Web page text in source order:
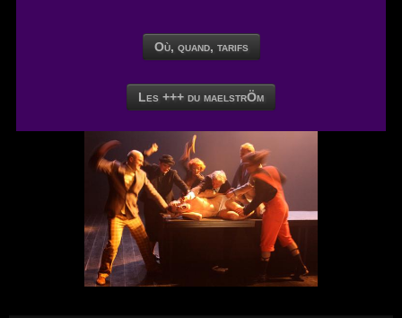
Où, quand, tarifs
Les +++ du maelstrÖm